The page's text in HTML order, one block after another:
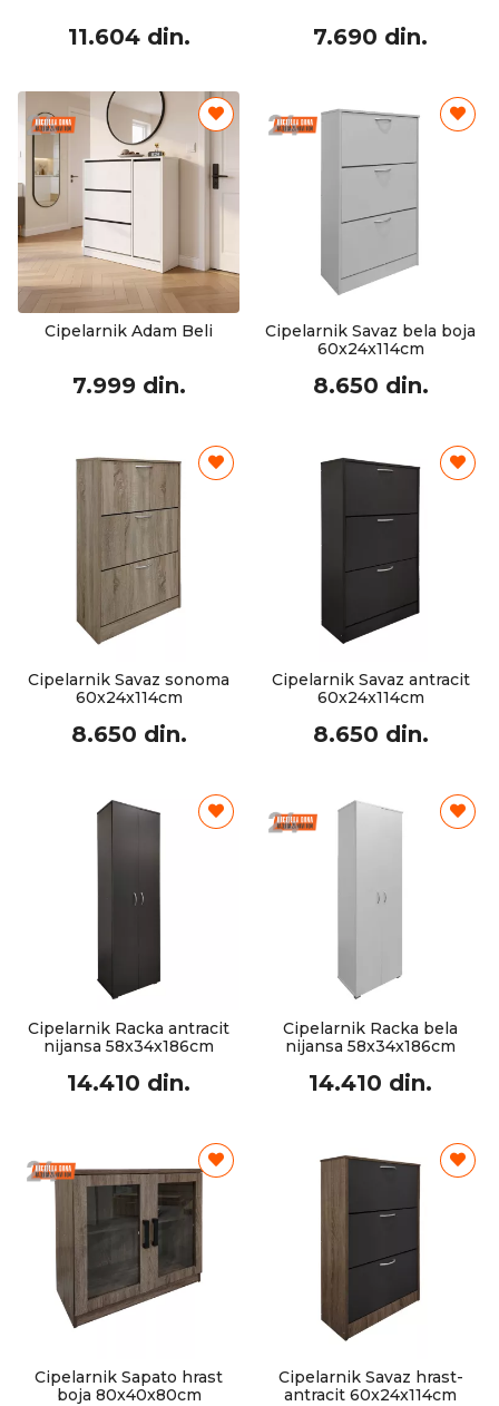
11.604 din. 7.690 din.
Cipelarnik Adam Beli
7.999 din.
Cipelarnik Savaz bela boja
60x24x114cm
8.650 din.
Cipelarnik Savaz sonoma
60x24x114cm
8.650 din.
Cipelarnik Savaz antracit
60x24x114cm
8.650 din.
Cipelarnik Racka antracit
nijansa 58x34x186cm
14.410 din.
Cipelarnik Racka bela
nijansa 58x34x186cm
14.410 din.
Cipelarnik Sapato hrast
boja 80x40x80cm
Cipelarnik Savaz hrast-
antracit 60x24x114cm